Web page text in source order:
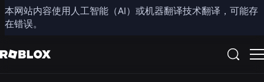
本网站内容使用人工智能（AI）或机器翻译技术翻译，可能存
在错误。
分享
产品